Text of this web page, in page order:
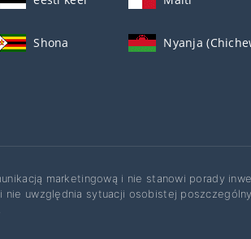
Shona Nyanja
marketingową i nie stanowi porady
nie uwzględnia sytuacji osobistej